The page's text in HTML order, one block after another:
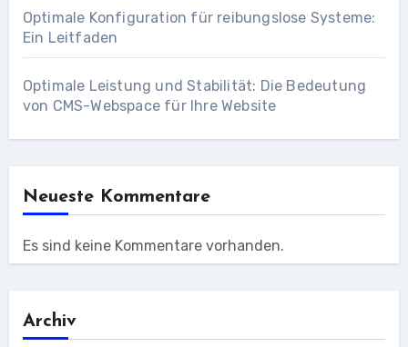
Optimale Konfiguration für reibungslose Systeme:
Ein Leitfaden
Optimale Leistung und Stabilität: Die Bedeutung
von CMS-Webspace für Ihre Website
Neueste Kommentare
Es sind keine Kommentare vorhanden.
Archiv